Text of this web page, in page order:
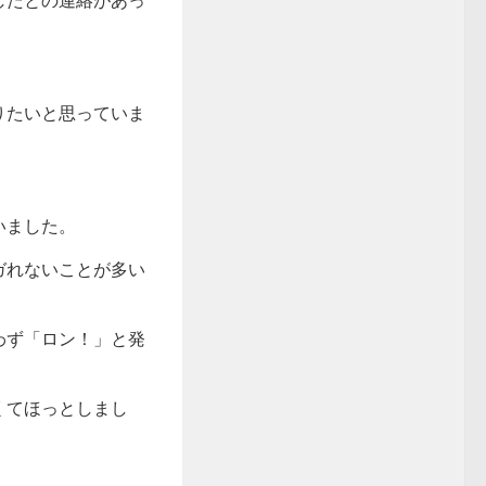
いと思っていま
した。
ないことが多い
「ロン！」と発
ほっとしまし